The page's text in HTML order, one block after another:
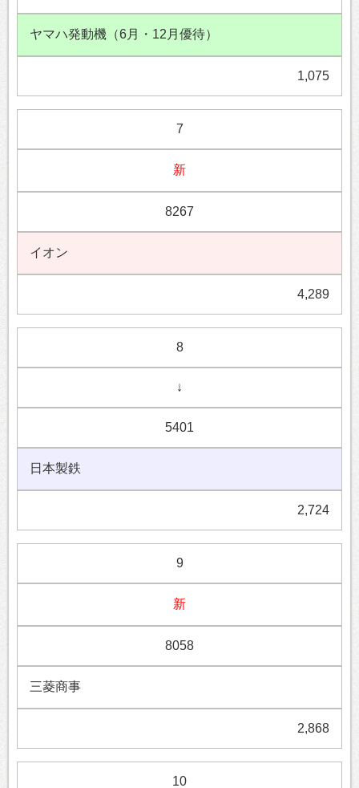
ヤマハ発動機（6月・12月優待）
1,075
7
新
8267
イオン
4,289
8
↓
5401
日本製鉄
2,724
9
新
8058
三菱商事
2,868
10